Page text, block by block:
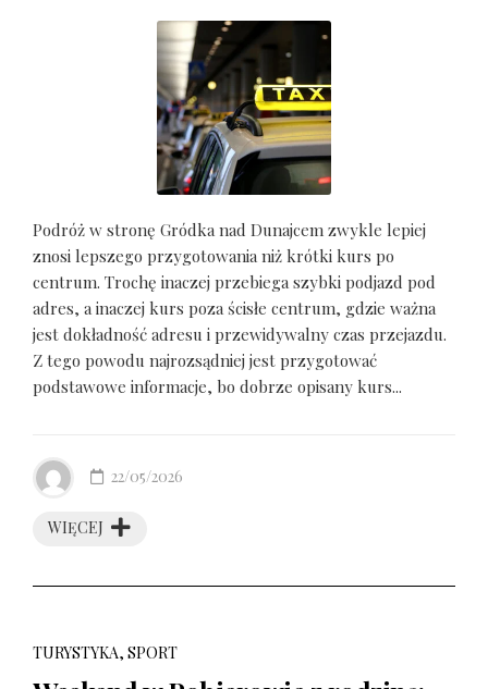
Podróż w stronę Gródka nad Dunajcem zwykle lepiej
znosi lepszego przygotowania niż krótki kurs po
centrum. Trochę inaczej przebiega szybki podjazd pod
adres, a inaczej kurs poza ścisłe centrum, gdzie ważna
jest dokładność adresu i przewidywalny czas przejazdu.
Z tego powodu najrozsądniej jest przygotować
podstawowe informacje, bo dobrze opisany kurs...
WIĘCEJ
22/05/2026
TURYSTYKA, SPORT